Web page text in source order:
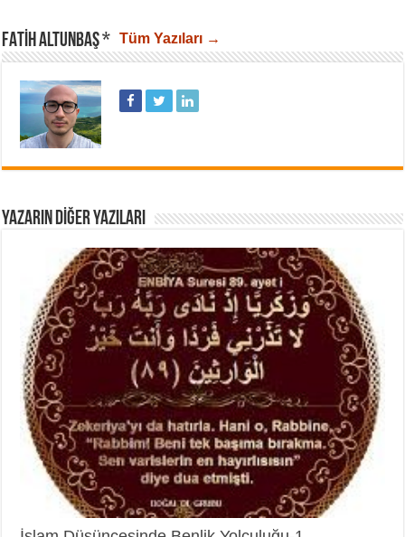
FATIH ALTUNBAŞ * Tüm Yazıları →
YAZARIN DIĞER YAZILARI